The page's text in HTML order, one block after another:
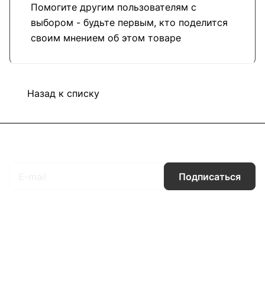
Помогите другим пользователям с
выбором - будьте первым, кто поделится
своим мнением об этом товаре
Назад к списку
Подписаться